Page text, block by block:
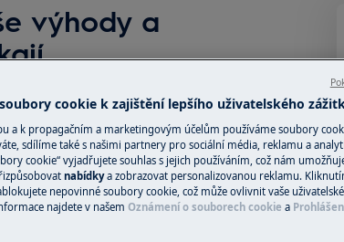
výhody a
získáte přístup k
cookie k zajištění lepšího uživatelského
a k propagačním a marketingovým účelům používáme soubory
sdílíme také s našimi partnery pro sociální média, reklamu a
cookie“ vyjadřujete souhlas s jejich používáním, což nám
nabídkya zobrazovat personalizovanou reklamu.
nepovinné soubory cookie, což může ovlivnit vaše
najdete v našem Oznámení o souborech cookie a